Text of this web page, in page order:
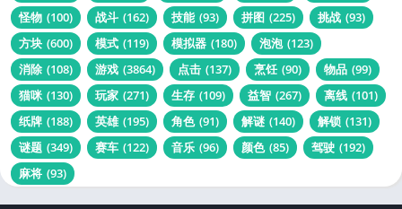
怪物 (100) 战斗 (162) 技能 (93) 拼图 (225) 挑战 (93)
方块 (600) 模式 (119) 模拟器 (180) 泡泡 (123)
消除 (108) 游戏 (3864) 点击 (137) 烹饪 (90) 物品 (99)
猫咪 (130) 玩家 (271) 生存 (109) 益智 (267) 离线 (101)
纸牌 (188) 英雄 (195) 角色 (91) 解谜 (140) 解锁 (131)
谜题 (349) 赛车 (122) 音乐 (96) 颜色 (85) 驾驶 (192)
麻将 (93)